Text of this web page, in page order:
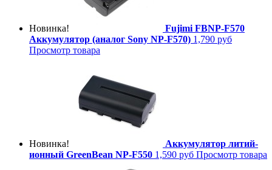
Новинка!
Fujimi FBNP-F570
Аккумулятор (аналог Sony NP-F570) 1,790 руб
Просмотр товара
Новинка!
Аккумулятор литий-
ионный GreenBean NP-F550 1,590 руб Просмотр товара